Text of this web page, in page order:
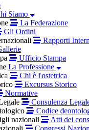
Siamo
La Federazione
Gli Ordini
Rapporti
Ufficio Stampa
La Professione
Chi è l'ostetrica
Excursus Storico
Normative
Consulenza
Codice
nazionali
Atti dei
Congressi